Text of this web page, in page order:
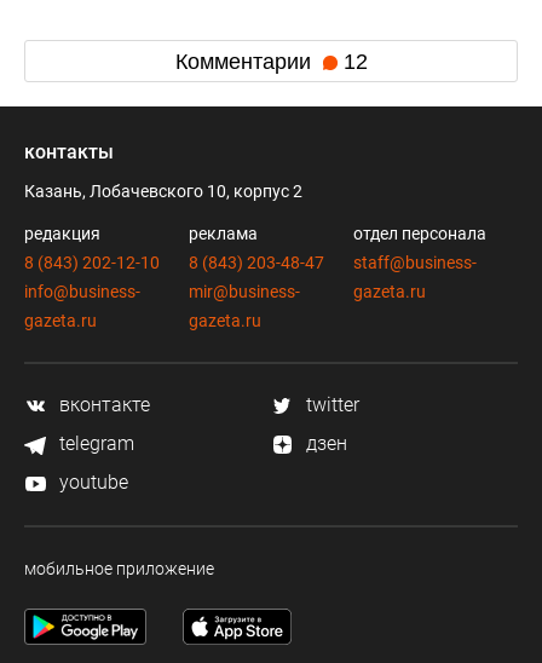
Комментарии 12
контакты
Казань, Лобачевского 10, корпус 2
редакция
8 (843) 202-12-10
info@business-
gazeta.ru
реклама
8 (843) 203-48-47
mir@business-
gazeta.ru
отдел персонала
staff@business-
gazeta.ru
вконтакте
twitter
telegram
дзен
youtube
мобильное приложение